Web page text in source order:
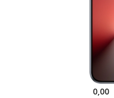
0,00